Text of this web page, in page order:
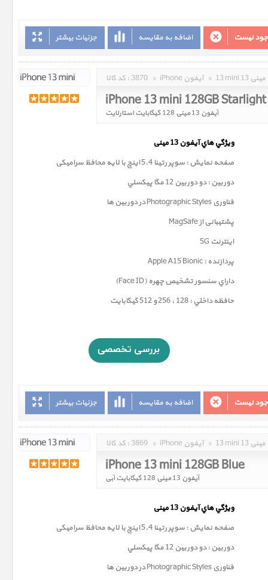
جزئیات بیشتر اضافه به مقایسه نیست
کد کالا : 3870 » iPhone آیفون » 13 mini 13 مینی
iPhone 13 mini 128GB Starlight
آیفون 13 مینی 128 گیگابایت استارلایت
ويژگي هاي آيفون 13
مینی
صفحه نمايش : سوپر رتينا 5.4 اينچ با لایه محافظ سرامیکی
دوربين : دو دوربین 12 مگا پيکسلي
فناوری Photographic Stylesدر دوربین ها
پشتیبانی از MagSafe
اینترنت 5G
پردازنده : Apple A15 Bionic
داراي سنسور تشخيص چهره (Face ID)
حافظه داخلي : 128 ، 256 و 512 گيگابايت
جزئیات بیشتر اضافه به مقایسه نیست
کد کالا : 3869 » iPhone آیفون » 13 mini 13 مینی
iPhone 13 mini 128GB Blue
آیفون 13 مینی 128 گیگابایت آبی
ويژگي هاي آيفون 13
مینی
صفحه نمايش : سوپر رتينا 5.4 اينچ با لایه محافظ سرامیکی
دوربين : دو دوربین 12 مگا پيکسلي
فناوری Photographic Stylesدر دوربین ها